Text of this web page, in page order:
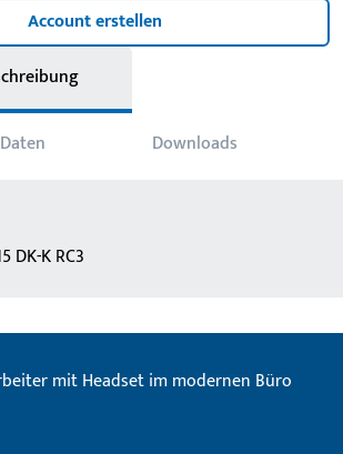
Account erstellen
Downloads
DK-K RC3